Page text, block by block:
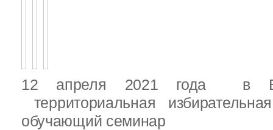
12 апреля 2021 года в
территориальная
обучающий семинар